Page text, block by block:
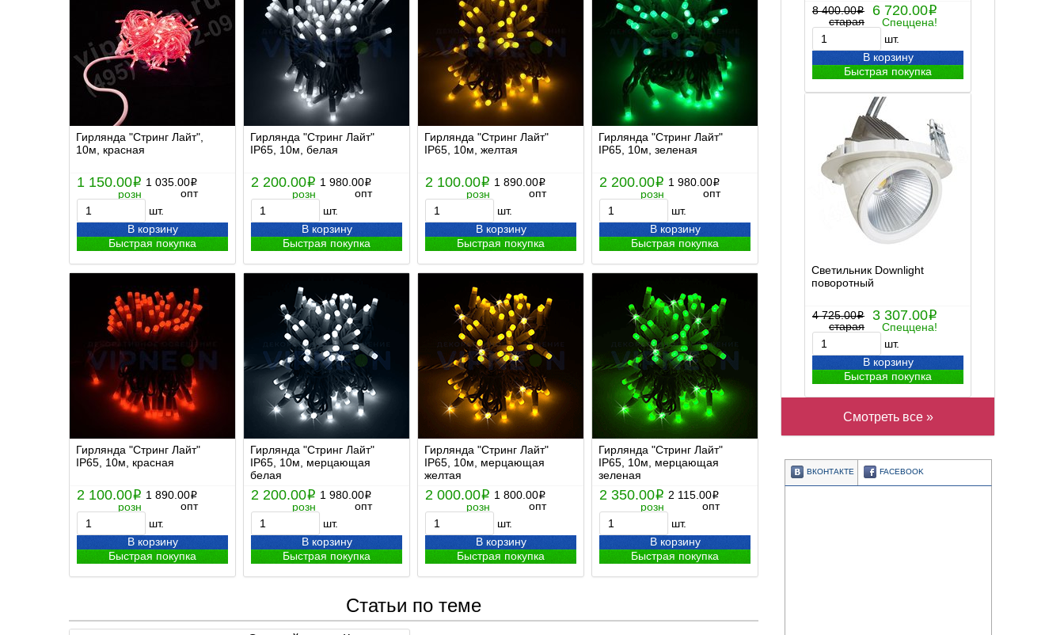
8 400.00i
старая
6 720.00i
Спеццена!
шт.
В корзину
Быстрая покупка
Светильник Downlight
поворотный
4 725.00i
старая
3 307.00i
Спеццена!
шт.
В корзину
Быстрая покупка
Смотреть все »
ВКОНТАКТЕ FACEBOOK
Гирлянда "Стринг Лайт",
10м, красная
1 150.00i
розн
1 035.00i
опт
шт.
В корзину
Быстрая покупка
Гирлянда "Стринг Лайт"
IP65, 10м, белая
2 200.00i
розн
1 980.00i
опт
шт.
В корзину
Быстрая покупка
Гирлянда "Стринг Лайт"
IP65, 10м, желтая
2 100.00i
розн
1 890.00i
опт
шт.
В корзину
Быстрая покупка
Гирлянда "Стринг Лайт"
IP65, 10м, зеленая
2 200.00i
розн
1 980.00i
опт
шт.
В корзину
Быстрая покупка
Гирлянда "Стринг Лайт"
IP65, 10м, красная
2 100.00i
розн
1 890.00i
опт
шт.
В корзину
Быстрая покупка
Гирлянда "Стринг Лайт"
IP65, 10м, мерцающая
белая
2 200.00i
розн
1 980.00i
опт
шт.
В корзину
Быстрая покупка
Гирлянда "Стринг Лайт"
IP65, 10м, мерцающая
желтая
2 000.00i
розн
1 800.00i
опт
шт.
В корзину
Быстрая покупка
Гирлянда "Стринг Лайт"
IP65, 10м, мерцающая
зеленая
2 350.00i
розн
2 115.00i
опт
шт.
В корзину
Быстрая покупка
Статьи по теме